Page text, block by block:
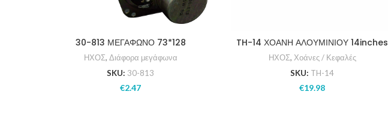
30-813 ΜΕΓΑΦΩΝΟ 73*128
ΗΧΟΣ, Διάφορα μεγάφωνα
SKU: 30-813
€2.47
TH-14 ΧΟΑΝΗ ΑΛΟΥΜΙΝΙΟΥ 14inches
ΗΧΟΣ, Χοάνες / Κεφαλές
SKU: TH-14
€19.98